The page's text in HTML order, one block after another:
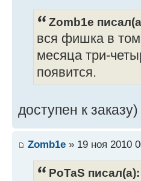
Zomb1e
вся фишка в
месяца три-
появится.
доступен к заказу)
Zomb1e » 19 ноя 2010
PoTaS писал(а):